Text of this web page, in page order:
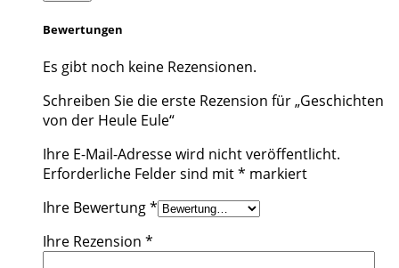
Bewertungen
Es gibt noch keine Rezensionen.
Schreiben Sie die erste Rezension für „Geschichten
von der Heule Eule“
Ihre E-Mail-Adresse wird nicht veröffentlicht.
Erforderliche Felder sind mit* markiert
Ihre Bewertung*
Ihre Rezension *